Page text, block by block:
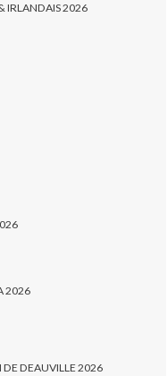
IRLANDAIS 2026
2026
DE DEAUVILLE 2026